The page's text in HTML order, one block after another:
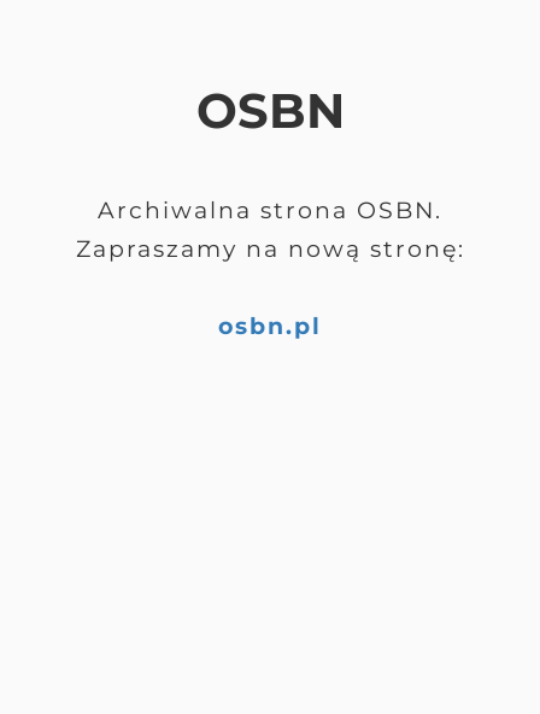
OSBN
Archiwalna strona OSBN.
Zapraszamy na nową stronę:
osbn.pl